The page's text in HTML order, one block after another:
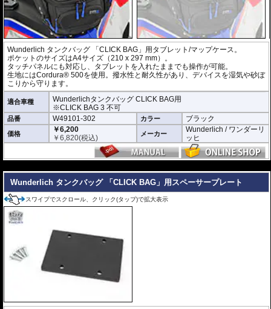
Wunderlich タンクバッグ 「CLICK BAG」用タブレット/マップケース。
ポケットのサイズはA4サイズ（210 x 297 mm）。
タッチパネルにも対応し、タブレットを入れたままでも操作が可能。
生地にはCordura® 500を使用。撥水性と耐久性があり、デバイスを湿気や砂ぼ
こりから守ります。
適合車種
Wunderlichタンクバッグ CLICK BAG用
※CLICK BAG 3 不可
品番 W49101-302 カラー ブラック
価格
￥6,200
￥6,820(税込) メーカー
Wunderlich / ワンダーリ
ッヒ
Wunderlich タンクバッグ 「CLICK BAG」用スペーサープレート
スワイプでスクロール、クリック(タップ)で拡大表示